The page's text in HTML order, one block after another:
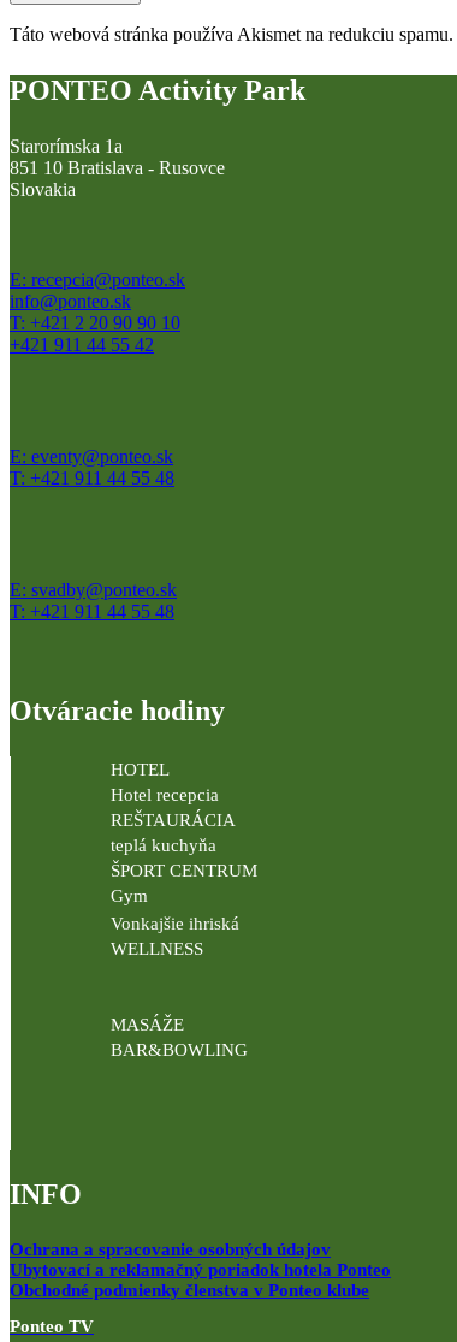
Táto webová stránka používa Akismet na redukciu spamu.
PONTEO Activity Park
Starorímska 1a
851 10 Bratislava - Rusovce
Slovakia
E: recepcia@ponteo.sk
info@ponteo.sk
T: +421 2 20 90 90 10
+421 911 44 55 42
E: eventy@ponteo.sk
T: +421 911 44 55 48
E: svadby@ponteo.sk
T: +421 911 44 55 48
Otváracie hodiny
HOTEL
Hotel recepcia
REŠTAURÁCIA
teplá kuchyňa
ŠPORT CENTRUM
Gym
Vonkajšie ihriská
WELLNESS
MASÁŽE
BAR&BOWLING
INFO
Ochrana a spracovanie osobných údajov
Ubytovací a reklamačný poriadok hotela Ponteo
Obchodné podmienky členstva v Ponteo klube
Ponteo TV